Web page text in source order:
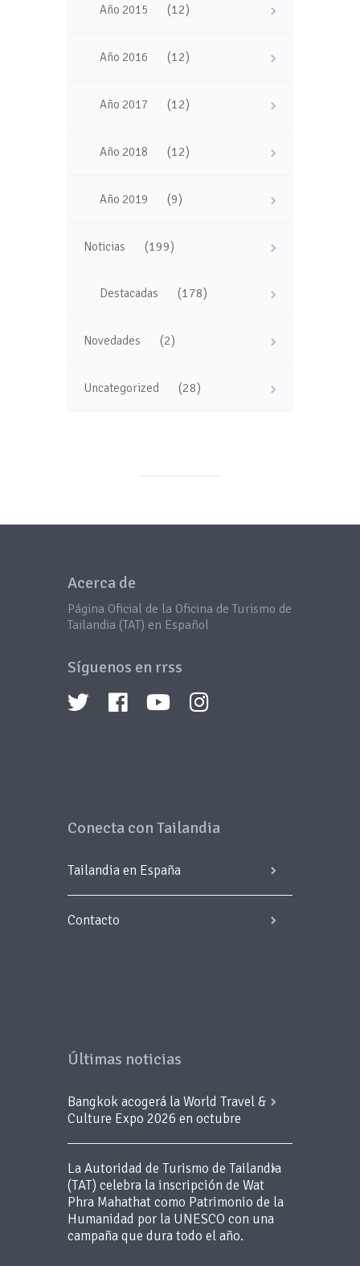
Año 2015 (12)
Año 2016 (12)
Año 2017 (12)
Año 2018 (12)
Año 2019 (9)
Noticias (199)
Destacadas (178)
Novedades (2)
Uncategorized (28)
Acerca de
Página Oficial de la Oficina de Turismo de
Tailandia (TAT) en Español
Síguenos en rrss
Conecta con Tailandia
Tailandia en España
Contacto
Últimas noticias
Bangkok acogerá la World Travel &
Culture Expo 2026 en octubre
La Autoridad de Turismo de Tailandia
(TAT) celebra la inscripción de Wat
Phra Mahathat como Patrimonio de la
Humanidad por la UNESCO con una
campaña que dura todo el año.